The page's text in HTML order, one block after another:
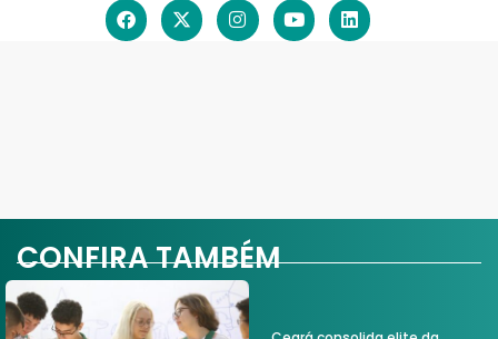
CONFIRA TAMBÉM